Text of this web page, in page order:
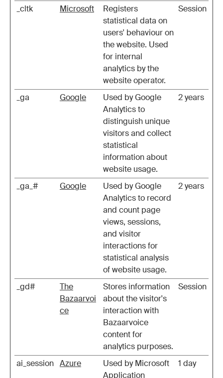
_cltk Microsoft
Registers
statistical data on
users' behaviour on
the website. Used
for internal
analytics by the
website operator.
Session
_ga Google
Used by Google
Analytics to
distinguish unique
visitors and collect
statistical
information about
website usage.
2 years
_ga_# Google
Used by Google
Analytics to record
and count page
views, sessions,
and visitor
interactions for
statistical analysis
of website usage.
2 years
_gd#
The
Bazaarvoi
ce
Stores information
about the visitor's
interaction with
Bazaarvoice
content for
analytics purposes.
Session
ai_session Azure
Used by Microsoft
Application
1 day